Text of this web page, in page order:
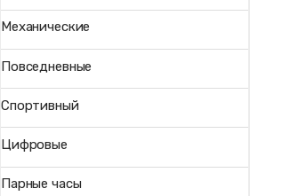
Механические
Повседневные
Спортивный
Цифровые
Парные часы